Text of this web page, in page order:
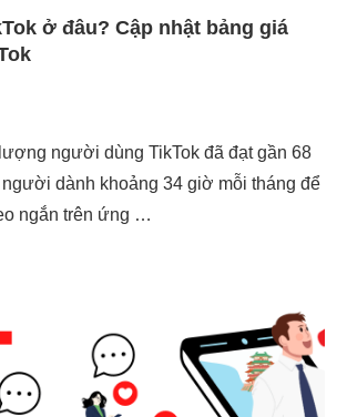
ở đâu? Cập nhật bảng giá
người dùng TikTok đã đạt gần 68
dành khoảng 34 giờ mỗi tháng để
ngắn trên ứng …